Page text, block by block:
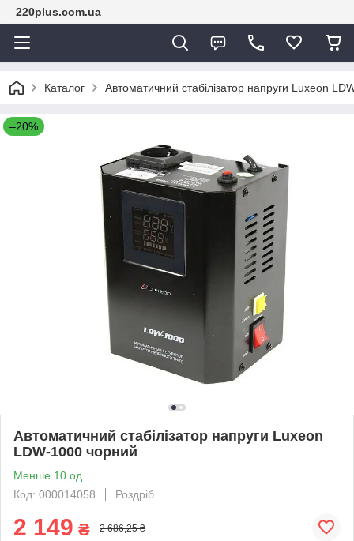
220plus.com.ua
Каталог Автоматичний стабілізатор напруги Luxeon
–20%
Автоматичний стабілізатор напруги Luxeon
LDW-1000 чорний
Менше 10 од.
Код: 000014058
Роздріб
2 149 ₴ 2 686,25 ₴